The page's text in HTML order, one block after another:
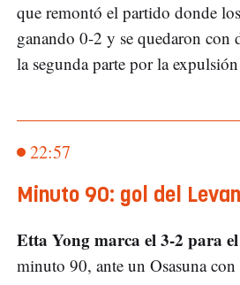
que remontó el partido donde
ganando 0-2 y se quedaron con
la segunda parte por la
22:57
Minuto 90: gol del
Etta Yong marca el 3-2 para
minuto 90, ante un Osasuna